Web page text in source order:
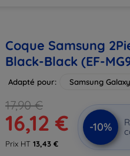
Coque Samsung
Black-Black (EF-
Adapté pour: Samsung
17,90 €
16,12 €
Prix HT 13,43 €
-10%